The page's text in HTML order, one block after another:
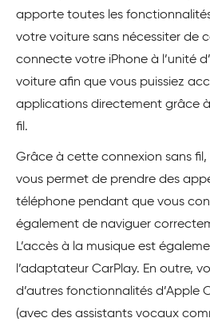
apporte toutes les
votre voiture sans nécessiter de
connecte votre iPhone à l’unité
voiture afin que vous puissiez
applications directement grâce
fil.
Grâce à cette connexion sans
vous permet de prendre des
téléphone pendant que vous
également de naviguer
L’accès à la musique est
l’adaptateur CarPlay. En outre,
d’autres fonctionnalités d’Apple
(avec des assistants vocaux